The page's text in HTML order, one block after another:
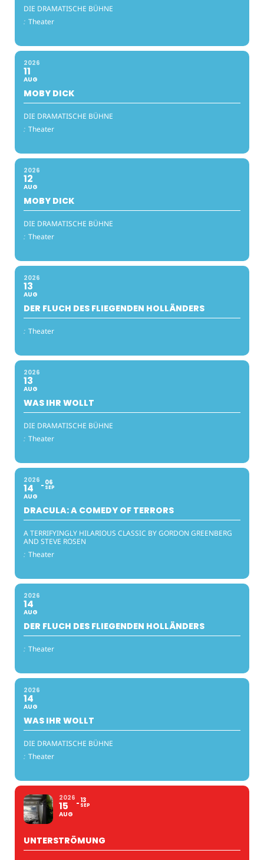
DIE DRAMATISCHE BÜHNE
: Theater
2026
11
AUG
MOBY DICK
DIE DRAMATISCHE BÜHNE
: Theater
2026
12
AUG
MOBY DICK
DIE DRAMATISCHE BÜHNE
: Theater
2026
13
AUG
DER FLUCH DES FLIEGENDEN HOLLÄNDERS
: Theater
2026
13
AUG
WAS IHR WOLLT
DIE DRAMATISCHE BÜHNE
: Theater
2026
14
AUG
06
SEP
DRACULA: A COMEDY OF TERRORS
A TERRIFYINGLY HILARIOUS CLASSIC BY GORDON GREENBERG
AND STEVE ROSEN
: Theater
2026
14
AUG
DER FLUCH DES FLIEGENDEN HOLLÄNDERS
: Theater
2026
14
AUG
WAS IHR WOLLT
DIE DRAMATISCHE BÜHNE
: Theater
2026
15
AUG
13
SEP
UNTERSTRÖMUNG